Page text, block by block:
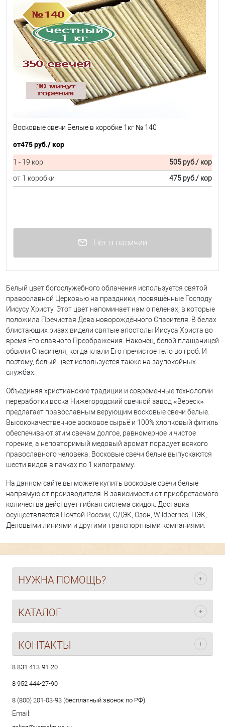
Восковые свечи Белые в коробке 1кг № 140
от475 руб./ кор
1 - 19 кор 505 руб./ кор
от 1 коробки
475 руб./ кор
Нет в наличии
Белый цвет богослужебного облачения используется святой
православной Церковью на праздники, посвящённые Господу
Иисусу Христу. Этот цвет напоминает нам о пеленах, в которые
положила Пречистая Дева новорождённого Спасителя. В белах
блистающих ризах видели святые апостолы Иисуса Христа во
время Его славного Преображения. Наконец, белой плащаницей
обвили Спасителя, когда клали Его пречистое тело во гроб. И
поэтому, белый цвет используется также на заупокойных
службах.
Объединяя христианские традиции и современные технологии
переработки воска Нижегородский свечной завод «Вереск»
предлагает православным верующим восковые свечи белые.
Высококачественное восковое сырьё и 100% хлопковый фитиль
обеспечивают этим свечам долгое, равномерное и чистое
горение, а неповторимый медовый аромат порадует всякого
православного человека. Восковые свечи белые выпускаются
шести видов в пачках по 1 килограмму.
На данном сайте вы можете купить восковые свечи белые
напрямую от производителя. В зависимости от приобретаемого
количества действует гибкая система скидок. Доставка
осуществляется Почтой России, СДЭК, Озон, Wildberries, ПЭК,
Деловыми линиями и другими транспортными компаниями.
НУЖНА ПОМОЩЬ?
КАТАЛОГ
КОНТАКТЫ
8 831 413-91-20
8 952 444-27-90
8 (800) 201-03-93 (бесплатный звонок по РФ)
Email: